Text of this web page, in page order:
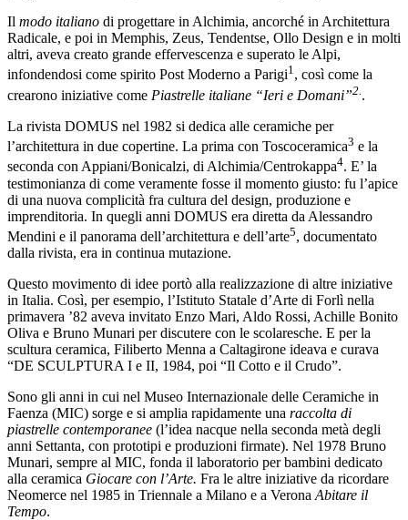
Il modo italiano di progettare in Alchimia, ancorché in Architettura
Radicale, e poi in Memphis, Zeus, Tendentse, Ollo Design e in molti
altri, aveva creato grande effervescenza e superato le Alpi,
infondendosi come spirito Post Moderno a Parigi1, così come la
crearono iniziative come Piastrelle italiane “Ieri e Domani”2. .
La rivista DOMUS nel 1982 si dedica alle ceramiche per
l’architettura in due copertine. La prima con Toscoceramica3 e la
seconda con Appiani/Bonicalzi, di Alchimia/Centrokappa4. E’ la
testimonianza di come veramente fosse il momento giusto: fu l’apice
di una nuova complicità fra cultura del design, produzione e
imprenditoria. In quegli anni DOMUS era diretta da Alessandro
Mendini e il panorama dell’architettura e dell’arte5, documentato
dalla rivista, era in continua mutazione.
Questo movimento di idee portò alla realizzazione di altre iniziative
in Italia. Così, per esempio, l’Istituto Statale d’Arte di Forlì nella
primavera ’82 aveva invitato Enzo Mari, Aldo Rossi, Achille Bonito
Oliva e Bruno Munari per discutere con le scolaresche. E per la
scultura ceramica, Filiberto Menna a Caltagirone ideava e curava
“DE SCULPTURA I e II, 1984, poi “Il Cotto e il Crudo”.
Sono gli anni in cui nel Museo Internazionale delle Ceramiche in
Faenza (MIC) sorge e si amplia rapidamente una raccolta di
piastrelle contemporanee (l’idea nacque nella seconda metà degli
anni Settanta, con prototipi e produzioni firmate). Nel 1978 Bruno
Munari, sempre al MIC, fonda il laboratorio per bambini dedicato
alla ceramica Giocare con l’Arte. Fra le altre iniziative da ricordare
Neomerce nel 1985 in Triennale a Milano e a Verona Abitare il
Tempo.